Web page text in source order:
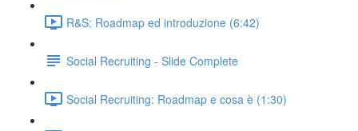
R&S: Roadmap ed introduzione (6:42)
Social Recruiting - Slide Complete
Social Recruiting: Roadmap e cosa è (1:30)